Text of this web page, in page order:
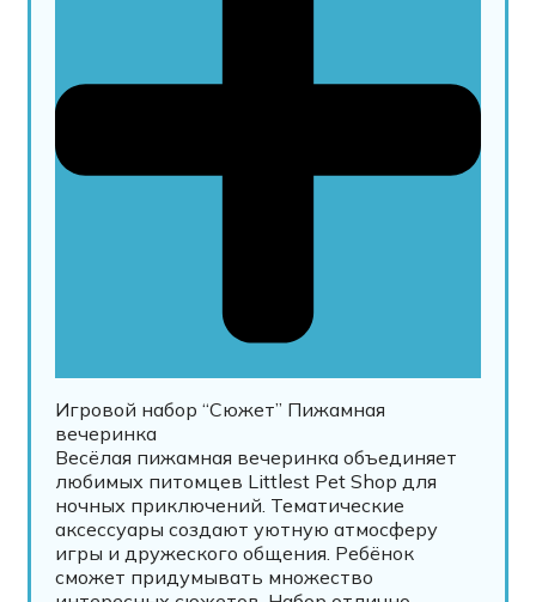
Игровой набор “Сюжет” Пижамная
вечеринка
Весёлая пижамная вечеринка объединяет
любимых питомцев Littlest Pet Shop для
ночных приключений. Тематические
аксессуары создают уютную атмосферу
игры и дружеского общения. Ребёнок
сможет придумывать множество